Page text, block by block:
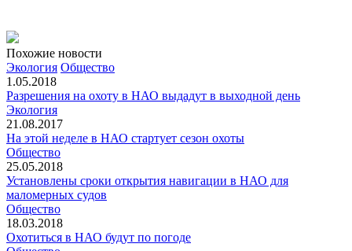
Похожие новости
Экология Общество
1.05.2018
Разрешения на охоту в НАО выдадут в выходной день
Экология
21.08.2017
На этой неделе в НАО стартует сезон охоты
Общество
25.05.2018
Установлены сроки открытия навигации в НАО для
маломерных судов
Общество
18.03.2018
Охотиться в НАО будут по погоде